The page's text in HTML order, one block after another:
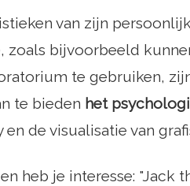
van zijn
zoals bijvoorbeeld
te gebruiken,
te bieden het
en de visualisatie van
heb je interesse: "Jack